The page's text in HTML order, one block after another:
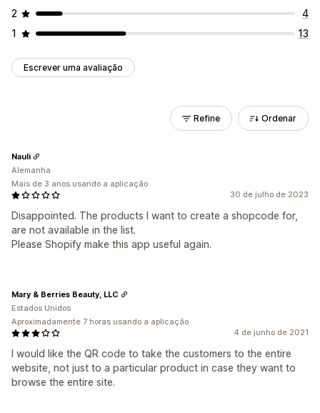
2
4
1
13
Escrever uma avaliação
Refine Ordenar
30 de julho de 2023
Disappointed. The products I want to create a shopcode for,
are not available in the list.
Please Shopify make this app useful again.
Nauli
Alemanha
Mais de 3 anos usando a aplicação
4 de junho de 2021
I would like the QR code to take the customers to the entire
website, not just to a particular product in case they want to
browse the entire site.
Mary & Berries Beauty, LLC
Estados Unidos
Aproximadamente 7 horas usando a aplicação